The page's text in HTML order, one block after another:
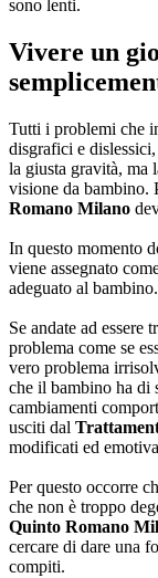
sono lenti.
Vivere un
Tutti i problemi che
disgrafici e
la giusta gravità, ma
visione da bambino.
Romano Milano
In questo momento
viene assegnato
adeguato al bambino.
Se andate ad essere
problema come se
vero problema
che il bambino ha di
cambiamenti
usciti dal
modificati ed
Per questo occorre
che non è troppo
Quinto Romano
cercare di dare una
compiti.